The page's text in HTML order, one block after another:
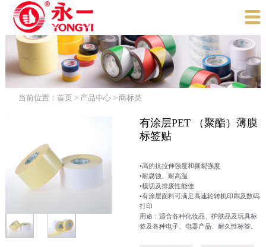

当前位置：首页 > 产品中心 >商标类
有涂层PET （聚酯）薄膜
标签贴
•高的抗拉伸强度和撕裂强度
•耐腐蚀、耐高温
•模切及排废性能佳
•有涂层面料可满足高速轮转机印刷及数码
打印
用途：适合各种化妆品、护肤品及玩具标
签及各种电子、电器产品、耐久性标签。